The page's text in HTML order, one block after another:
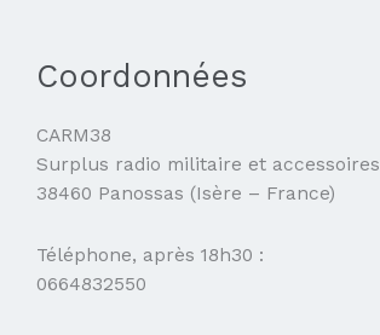
Coordonnées
CARM38
Surplus radio militaire et accessoires
38460 Panossas (Isère – France)
Téléphone, après 18h30 :
0664832550